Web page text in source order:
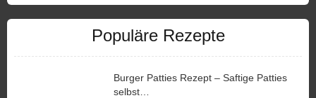
Populäre Rezepte
Burger Patties Rezept – Saftige Patties
selbst…